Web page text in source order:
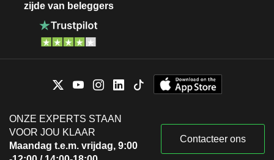
zijde van beleggers
ONZE EXPERTS STAAN
VOOR JOU KLAAR
Maandag t.e.m. vrijdag, 9:00
Contacteer ons